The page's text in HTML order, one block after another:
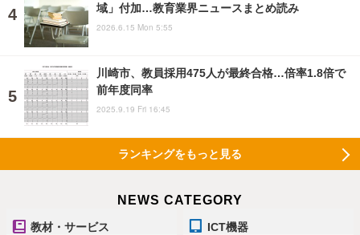
域」付加…教育業界ニュースまとめ読み
2026.6.15 Mon 5:55
川崎市、教員採用475人が最終合格…倍率1.8倍で
前年度同率
2025.9.19 Fri 16:45
ランキングをもっと見る
NEWS CATEGORY
教材・サービス ICT機器